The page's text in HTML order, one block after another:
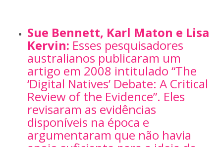
Sue Bennett, Karl Maton e Lisa
Kervin: Esses pesquisadores
australianos publicaram um
artigo em 2008 intitulado “The
‘Digital Natives’ Debate: A Critical
Review of the Evidence”. Eles
revisaram as evidências
disponíveis na época e
argumentaram que não havia